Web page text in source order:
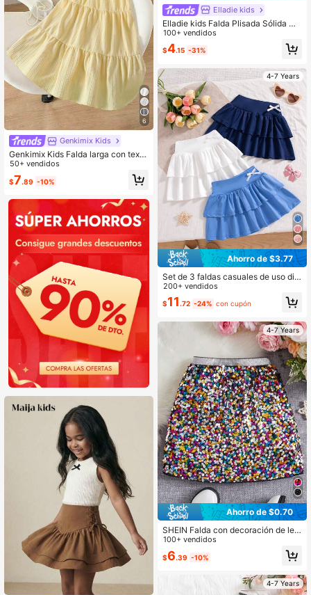
6
Genkimix Kids
Genkimix Kids Falda larga con textu
ra tipo pastel en amarillo claro para
niñas jóvenes, adecuada para salid
as, viajes y temporada de regreso a
50+ vendidos
$7.89 -10%
Elladie kids
Elladie kids Falda Plisada Sólida Co
n Diseño Metálico Para Niñas Jóve
nes
100+ vendidos
$4.15 -31%
4-7 Years
Ahorro de $3.77
Set de 3 faldas casuales de uso dia
rio para niñas con diseño de lazo 3
D y capas de unicolor
200+ vendidos
$11.72 -24% con cupón
4-7 Years
Ahorro de $0.70
SHEIN Falda con decoración de len
tejuelas para niña, adecuada para u
so en fiesta de otoño, para Navidad
100+ vendidos
$6.39 -10%
4-7 Years